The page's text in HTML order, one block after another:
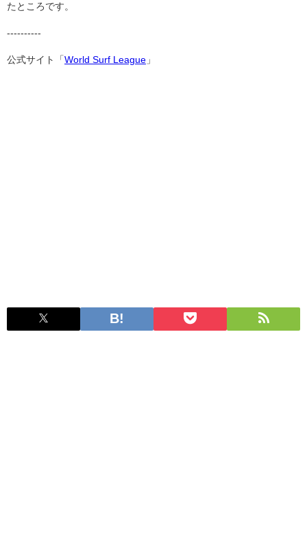
たところです。
----------
公式サイト「World Surf League 」